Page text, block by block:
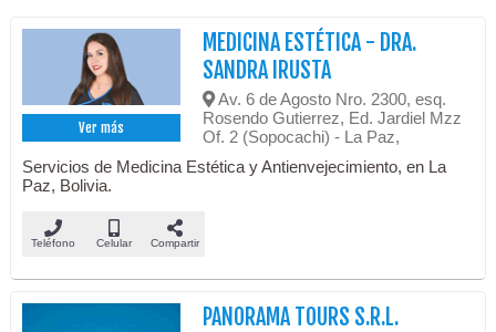
Ver más
MEDICINA ESTÉTICA - DRA.
SANDRA IRUSTA
Av. 6 de Agosto Nro. 2300, esq.
Rosendo Gutierrez, Ed. Jardiel Mzz
Of. 2 (Sopocachi) - La Paz,
Servicios de Medicina Estética y Antienvejecimiento, en La
Paz, Bolivia.
Teléfono Celular Compartir
PANORAMA TOURS S.R.L.